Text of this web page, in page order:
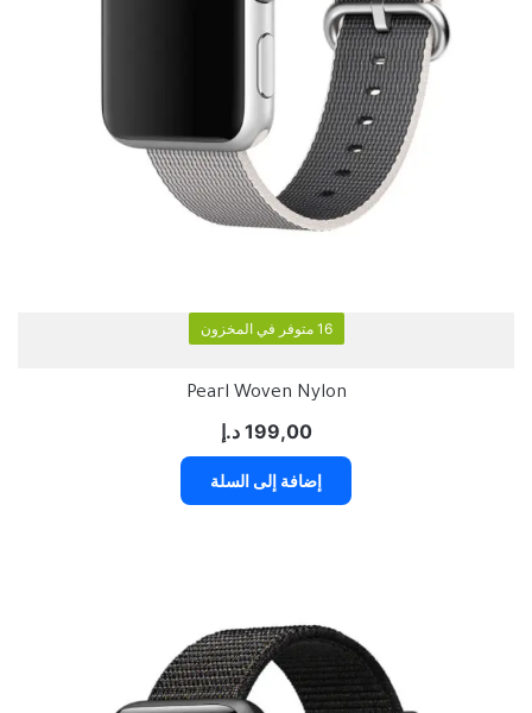
16 متوفر في المخزون
Pearl Woven Nylon
199,00 د.إ
إضافة إلى السلة